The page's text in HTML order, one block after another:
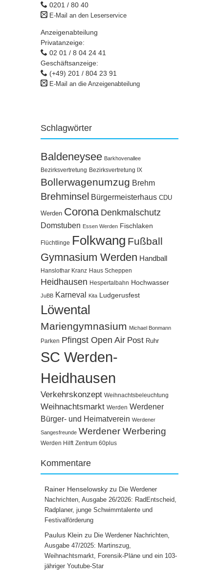
0201 / 80 40
E-Mail an den Leserservice
Anzeigenabteilung
Privatanzeige:
02 01 / 8 04 24 41
Geschäftsanzeige:
(+49) 201 / 804 23 91
E-Mail an die Anzeigenabteilung
Schlagwörter
Baldeneysee Barkhovenallee
Bezirksvertretung Bezirksvertretung IX
Bollerwagenumzug Brehm
Brehminsel Bürgermeisterhaus CDU
Werden Corona Denkmalschutz
Domstuben Essen Werden Fischlaken
Flüchtlinge Folkwang Fußball
Gymnasium Werden Handball
Hanslothar Kranz Haus Scheppen
Heidhausen Hespertalbahn Hochwasser
JuBB Karneval Kita Ludgerusfest
Löwental
Mariengymnasium Michael Bonmann
Parken Pfingst Open Air Post Ruhr
SC Werden-
Heidhausen
Verkehrskonzept Weihnachtsbeleuchtung
Weihnachtsmarkt Werden Werdener
Bürger- und Heimatverein Werdener
Sangesfreunde Werdener Werbering
Werden Hilft Zentrum 60plus
Kommentare
Rainer Henselowsky zu Die Werdener
Nachrichten, Ausgabe 26/2026: RadEntscheid,
Radplaner, junge Schwimmtalente und
Festivalförderung
Paulus Klein zu Die Werdener Nachrichten,
Ausgabe 47/2025: Martinszug,
Weihnachtsmarkt, Forensik-Pläne und ein 103-
jähriger Youtube-Star